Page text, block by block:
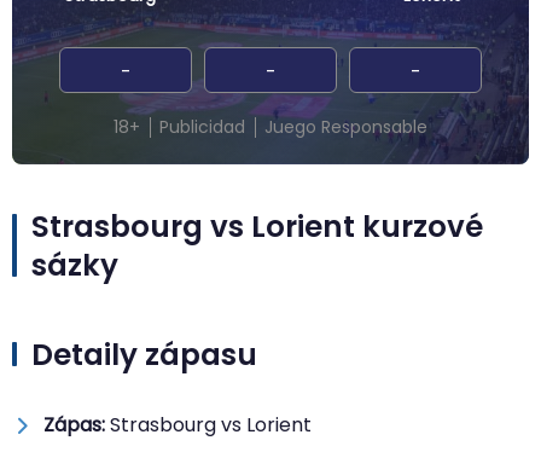
- - -
18+ Publicidad Juego Responsable
Strasbourg vs Lorient kurzové
sázky
Detaily zápasu
Zápas:Strasbourg vs Lorient